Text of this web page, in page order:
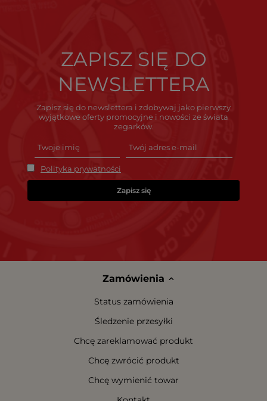
ZAPISZ SIĘ DO
NEWSLETTERA
Zapisz się do newslettera i zdobywaj jako pierwszy
wyjątkowe oferty promocyjne i nowości ze świata
zegarków.
Polityka prywatności
Zapisz się
Zamówienia
Status zamówienia
Śledzenie przesyłki
Chcę zareklamować produkt
Chcę zwrócić produkt
Chcę wymienić towar